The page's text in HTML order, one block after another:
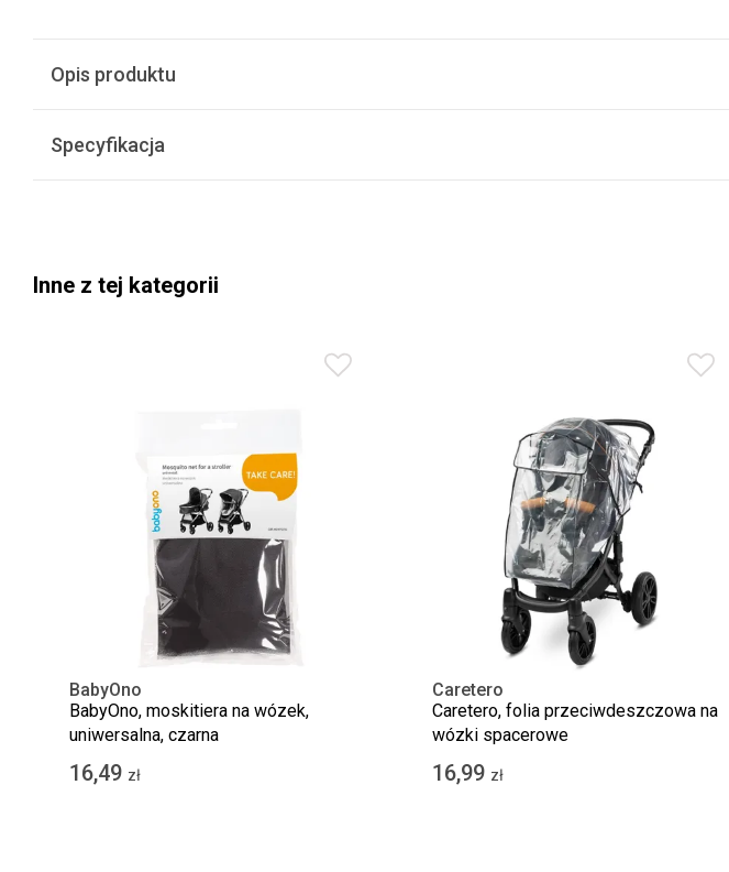
Opis produktu
Specyfikacja
Inne z tej kategorii
BabyOno
BabyOno, moskitiera na wózek,
uniwersalna, czarna
16,49 zł
Caretero
Caretero, folia przeciwdeszczowa na
wózki spacerowe
16,99 zł